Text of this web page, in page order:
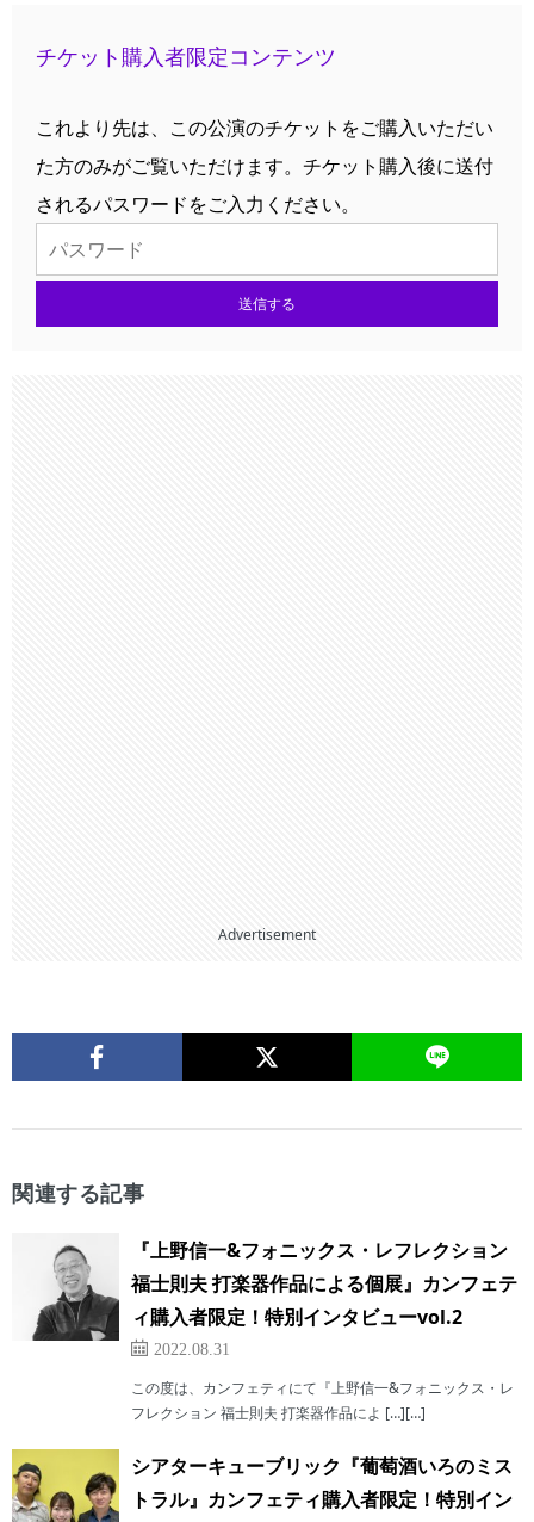
チケット購入者限定コンテンツ
これより先は、この公演のチケットをご購入いただい
た方のみがご覧いただけます。チケット購入後に送付
されるパスワードをご入力ください。
送信する
Advertisement
関連する記事
『上野信一&フォニックス・レフレクション
福士則夫 打楽器作品による個展』カンフェテ
ィ購入者限定！特別インタビューvol.2
2022.08.31
この度は、カンフェティにて『上野信一&フォニックス・レ
フレクション 福士則夫 打楽器作品によ […][…]
シアターキューブリック『葡萄酒いろのミス
トラル』カンフェティ購入者限定！特別イン